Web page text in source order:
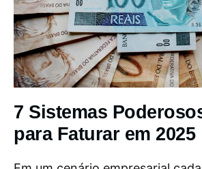
7 Sistemas
para Faturar em 2025